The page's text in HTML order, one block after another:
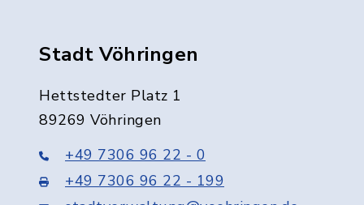
Stadt Vöhringen
Hettstedter Platz 1
89269 Vöhringen
+49 7306 96 22 - 0
+49 7306 96 22 - 199